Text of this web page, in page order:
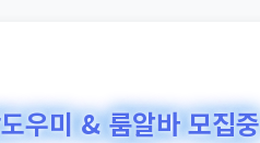
우미 & 룸알바 모집중